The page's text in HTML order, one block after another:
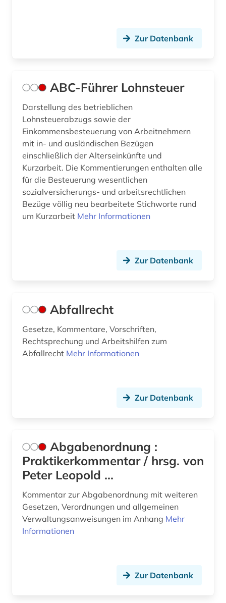
außenhandel (1)
außenpolitik (4)
außenwirtschaft (1)
außenwirtschaftsrecht (3)
baden-württemberg (11)
bande (1)
bandenkriminalität (1)
basilika (1)
bauordnungsrecht (5)
bauplanungsrecht (1)
baurecht (15)
bayern (11)
bayern schulrecht (1)
bayern. bayerisches staatsministerium der
Zur Datenbank
ABC-Führer Lohnsteuer
Darstellung des betrieblichen
Lohnsteuerabzugs sowie der
Einkommensbesteuerung von Arbeitnehmern
mit in- und ausländischen Bezügen
einschließlich der Alterseinkünfte und
Kurzarbeit. Die Kommentierungen enthalten alle
für die Besteuerung wesentlichen
sozialversicherungs- und arbeitsrechtlichen
Bezüge völlig neu bearbeitete Stichworte rund
um Kurzarbeit Mehr Informationen
Zur Datenbank
Abfallrecht
Gesetze, Kommentare, Vorschriften,
Rechtsprechung und Arbeitshilfen zum
Abfallrecht Mehr Informationen
Zur Datenbank
Abgabenordnung :
Praktikerkommentar / hrsg. von
Peter Leopold ...
Kommentar zur Abgabenordnung mit weiteren
Gesetzen, Verordnungen und allgemeinen
Verwaltungsanweisungen im Anhang Mehr
Informationen
Zur Datenbank